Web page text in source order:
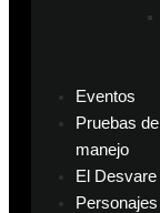
Eventos
Pruebas de
manejo
El Desvare
Personajes